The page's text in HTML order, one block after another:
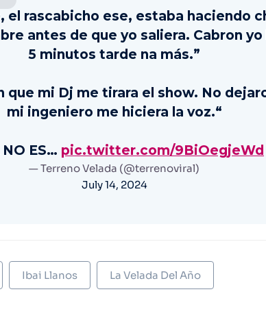
el rascabicho ese, estaba haciendo
antes de que yo saliera. Cabron yo
5 minutos tarde na más.”
que mi Dj me tirara el show. No
mi ingeniero me hiciera la voz.“
NO ES… pic.twitter.com/9BiOegjeWd
— Terreno Velada (@terrenoviral)
July 14, 2024
Ibai Llanos La Velada Del Año